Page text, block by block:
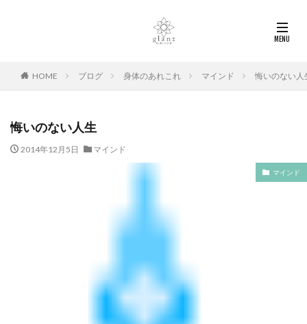
HOME ブログ 身体のあれこれ マインド 悔いのない人
悔いのない人生
2014年12月5日 マインド
マインド